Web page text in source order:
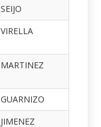
SEIJO
VIRELLA
MARTINEZ
GUARNIZO
JIMENEZ